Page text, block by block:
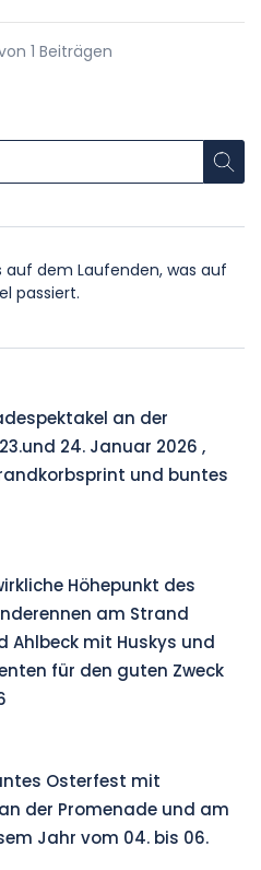
1 Beiträgen
auf dem Laufenden, was auf
passiert.
an der
24. Januar 2026 ,
und buntes
Höhepunkt des
am Strand
Ahlbeck mit Huskys und
für den guten Zweck
Osterfest mit
der Promenade und am
Jahr vom 04. bis 06.